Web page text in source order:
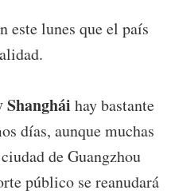
este lunes que el país
Shanghái hay bastante
días, aunque muchas
de Guangzhou
público se reanudará